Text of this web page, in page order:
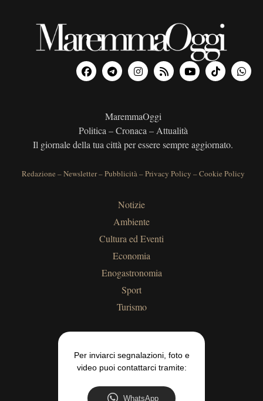
MaremmaOggi
Politica – Cronaca – Attualità
Il giornale della tua città per essere sempre aggiornato.
Redazione –Newsletter–Pubblicità–Privacy Policy –Cookie Policy
Notizie
Ambiente
Cultura ed Eventi
Economia
Enogastronomia
Sport
Turismo
Per inviarci segnalazioni, foto e
video puoi contattarci tramite:
WhatsApp